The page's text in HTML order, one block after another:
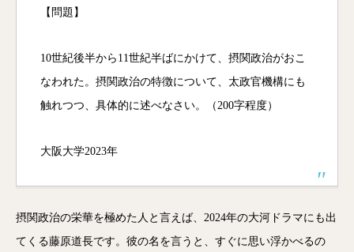
【問題】
10世紀後半から11世紀半ばにかけて、摂関政治がおこ
なわれた。摂関政治の特徴について、太政官機構にも
触れつつ、具体的に述べなさい。（200字程度）
大阪大学2023年
摂関政治の栄華を極めた人と言えば、2024年の大河ドラマにも出
てくる藤原道長です。彼の名を言うと、すぐに思い浮かべるの